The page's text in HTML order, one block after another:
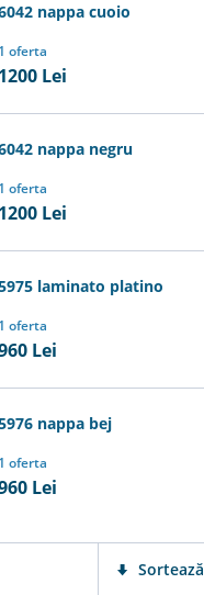
nappa cuoio
1 oferta
1200 Lei
nappa negru
1 oferta
1200 Lei
laminato platino
1 oferta
Lei
nappa bej
1 oferta
Lei
Sortează